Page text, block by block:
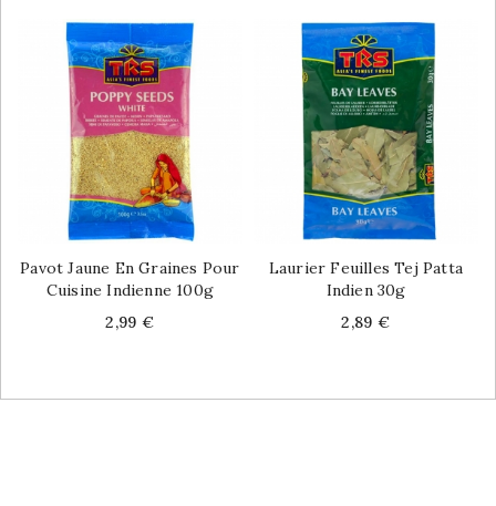
Pavot Jaune En Graines Pour
Cuisine Indienne 100g
Price
2,99 €
Laurier Feuilles Tej Patta
Indien 30g
Price
2,89 €